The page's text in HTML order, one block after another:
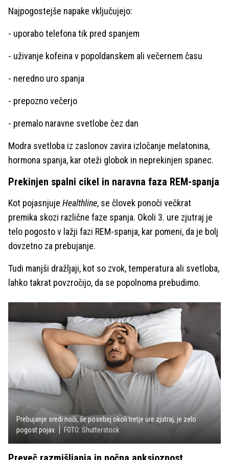
Najpogostejše napake vključujejo:
- uporabo telefona tik pred spanjem
- uživanje kofeina v popoldanskem ali večernem času
- neredno uro spanja
- prepozno večerjo
- premalo naravne svetlobe čez dan
Modra svetloba iz zaslonov zavira izločanje melatonina,
hormona spanja, kar oteži globok in neprekinjen spanec.
Prekinjen spalni cikel in naravna faza REM-spanja
Kot pojasnjuje Healthline, se človek ponoči večkrat
premika skozi različne faze spanja. Okoli 3. ure zjutraj je
telo pogosto v lažji fazi REM-spanja, kar pomeni, da je bolj
dovzetno za prebujanje.
Tudi manjši dražljaji, kot so zvok, temperatura ali svetloba,
lahko takrat povzročijo, da se popolnoma prebudimo.
Prebujanje sredi noči, še posebej okoli tretje ure zjutraj, je zelo
pogost pojav.
FOTO: Shutterstock